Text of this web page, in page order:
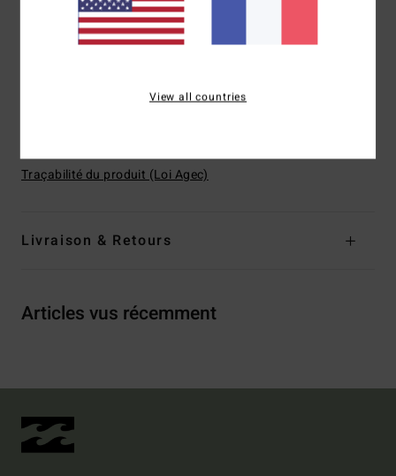
Bretelles :réglables avec anneau et système de
coulissement
Traçabilité du produit (Loi Agec)
Livraison & Retours
Articles vus récemment
View all countries